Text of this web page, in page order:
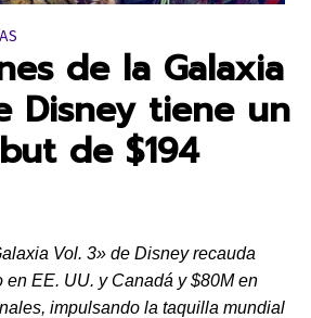
de la Galaxia
Disney tiene un
de $194
Vol. 3» de Disney recauda
en EE. UU. y Canadá y $80M en
impulsando la taquilla mundial